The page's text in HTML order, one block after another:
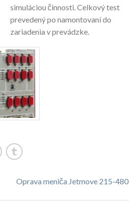
simuláciou činnosti. Celkový test
prevedený po namontovaní do
zariadenia v prevádzke.
Oprava meniča Jetmove 215-480